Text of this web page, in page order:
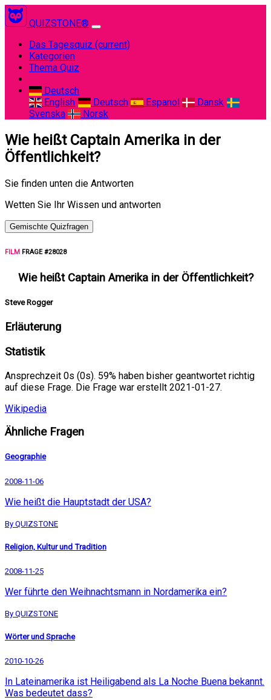
QUIZSTONE®
Das Tagesquiz (current)
Kategorien
Thema Quiz
Deutsch
English
Deutsch Espanol
Dansk
Svenska
Norsk
Wie heißt Captain Amerika in der
Öffentlichkeit?
Sie finden unten die Antworten
Wetten Sie Ihr Wissen und antworten
Gemischte Quizfragen
FILM FRAGE #28028
Wie heißt Captain Amerika in der Öffentlichkeit?
Steve Rogger
Erläuterung
Statistik
Ansprechzeit 0s (0s). 59% haben bisher geantwortet richtig
auf diese Frage. Die Frage war erstellt 2021-01-27.
Wikipedia
Ähnliche Fragen
Geographie
2008-11-06
Wie heißt die Hauptstadt der USA?
By QUIZSTONE
Religion, Kultur und Tradition
2008-11-25
Wer führte den Weihnachtsmann in Nordamerika ein?
By QUIZSTONE
Wörter und Sprache
2010-10-26
In Lateinamerika ist Heiligabend als La Noche Buena bekannt.
Was bedeutet dass?